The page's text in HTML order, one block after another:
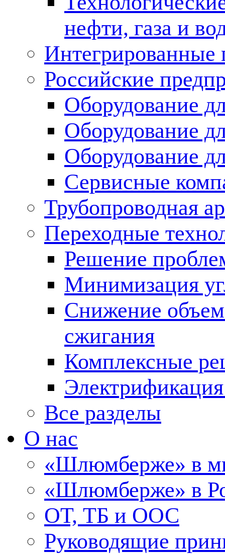
нефти, газа и
Российские
Оборудование
Оборудование
Оборудование
Сервисные
Трубопроводная
Переходные
Решение
Минимизация
Снижение
сжигания
Комплексные
Все разделы
О нас
«Шлюмберже» в
«Шлюмберже» в
ОТ, ТБ и ООС
Руководящие